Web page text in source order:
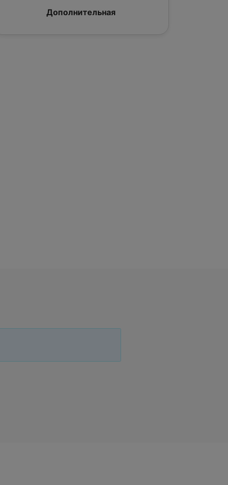
Дополнительная